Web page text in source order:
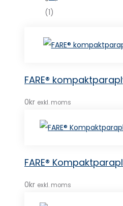
(1)
FARE®
0kr exkl. moms
FARE®
0kr exkl. moms